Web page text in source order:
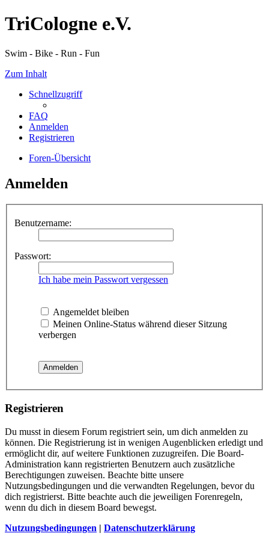
TriCologne e.V.
Swim - Bike - Run - Fun
Zum Inhalt
Schnellzugriff
FAQ
Anmelden
Registrieren
Foren-Übersicht
Anmelden
Benutzername:
Passwort:
Ich habe mein Passwort vergessen
Angemeldet bleiben
Meinen Online-Status während dieser Sitzung
verbergen
Registrieren
Du musst in diesem Forum registriert sein, um dich anmelden zu
können. Die Registrierung ist in wenigen Augenblicken erledigt und
ermöglicht dir, auf weitere Funktionen zuzugreifen. Die Board-
Administration kann registrierten Benutzern auch zusätzliche
Berechtigungen zuweisen. Beachte bitte unsere
Nutzungsbedingungen und die verwandten Regelungen, bevor du
dich registrierst. Bitte beachte auch die jeweiligen Forenregeln,
wenn du dich in diesem Board bewegst.
Nutzungsbedingungen | Datenschutzerklärung